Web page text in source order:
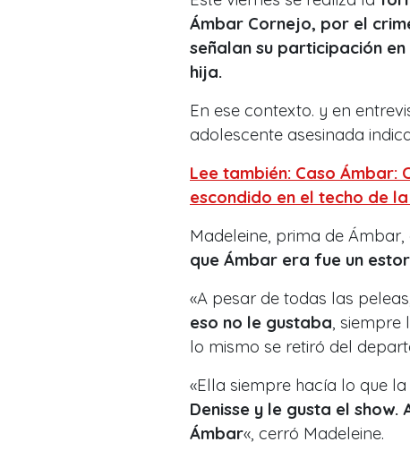
Ámbar Cornejo, por el
señalan su participación
hija.
En ese contexto. y en
adolescente asesinada
Lee también: Caso
escondido en el techo de
Madeleine, prima de
que Ámbar era fue un
«A pesar de todas las
eso no le gustaba, siempre
lo mismo se retiró del
«Ella siempre hacía lo que
Denisse y le gusta el
Ámbar«, cerró Madeleine.